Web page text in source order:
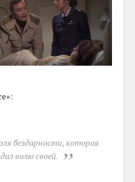
бездарности, которая
волю своей.